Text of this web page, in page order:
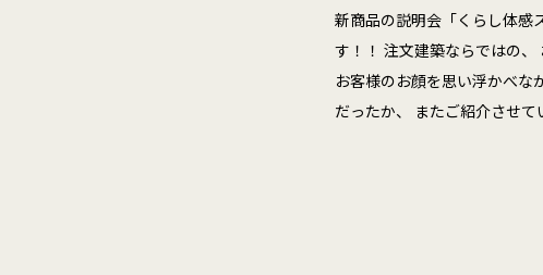
新商品の説明会「くらし体感
す！！ 注文建築ならではの
お客様のお顔を思い浮かべ
だったか、 またご紹介させ